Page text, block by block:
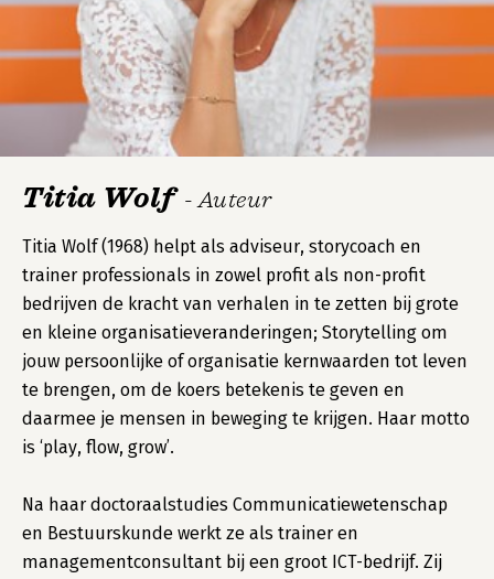
Titia Wolf - Auteur
Titia Wolf (1968) helpt als adviseur, storycoach en
trainer professionals in zowel profit als non-profit
bedrijven de kracht van verhalen in te zetten bij grote
en kleine organisatieveranderingen; Storytelling om
jouw persoonlijke of organisatie kernwaarden tot leven
te brengen, om de koers betekenis te geven en
daarmee je mensen in beweging te krijgen. Haar motto
is ‘play, flow, grow’.
Na haar doctoraalstudies Communicatiewetenschap
en Bestuurskunde werkt ze als trainer en
managementconsultant bij een groot ICT-bedrijf. Zij